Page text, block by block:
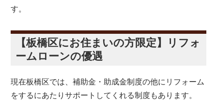
す。
【板橋区にお住まいの方限定】リフォ
ームローンの優遇
現在板橋区では、補助金・助成金制度の他にリフォーム
をするにあたりサポートしてくれる制度もあります。